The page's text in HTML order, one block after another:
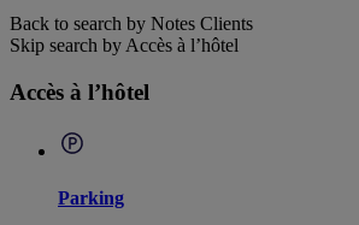
Back to search by Notes Clients
Skip search by Accès à l’hôtel
Accès à l’hôtel
Parking